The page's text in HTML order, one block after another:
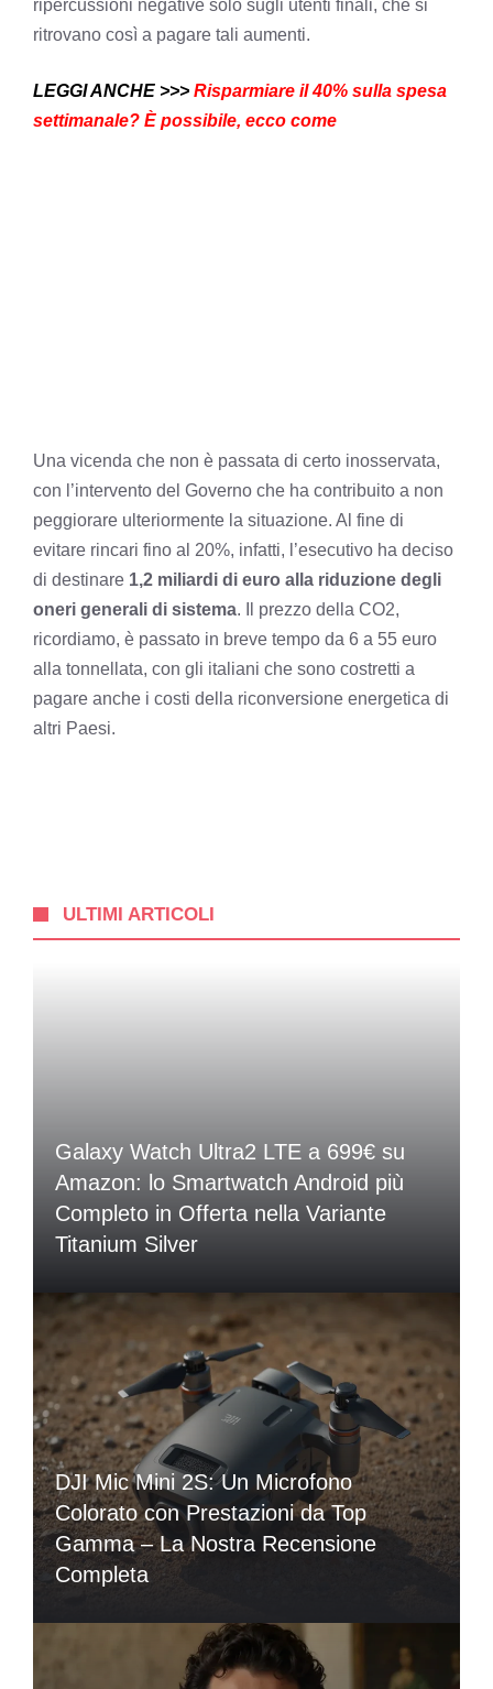
ripercussioni negative solo sugli utenti finali, che si
ritrovano così a pagare tali aumenti.
LEGGI ANCHE >>> Risparmiare il 40% sulla spesa
settimanale? È possibile, ecco come
Una vicenda che non è passata di certo inosservata,
con l’intervento del Governo che ha contribuito a non
peggiorare ulteriormente la situazione. Al fine di
evitare rincari fino al 20%, infatti, l’esecutivo ha deciso
di destinare 1,2 miliardi di euro alla riduzione degli
oneri generali di sistema. Il prezzo della CO2,
ricordiamo, è passato in breve tempo da 6 a 55 euro
alla tonnellata, con gli italiani che sono costretti a
pagare anche i costi della riconversione energetica di
altri Paesi.
ULTIMI ARTICOLI
Galaxy Watch Ultra2 LTE a 699€ su
Amazon: lo Smartwatch Android più
Completo in Offerta nella Variante
Titanium Silver
DJI Mic Mini 2S: Un Microfono
Colorato con Prestazioni da Top
Gamma – La Nostra Recensione
Completa